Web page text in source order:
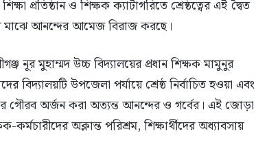
প্রতিষ্ঠান ও শিক্ষক ক্যাটাগরিতে শ্রেষ্ঠত্বের এই দ্বৈত
মাঝে আনন্দের আমেজ বিরাজ করছে।
নূর মুহাম্মদ উচ্চ বিদ্যালয়ের প্রধান শিক্ষক মামুনুর
উপজেলা পর্যায়ে শ্রেষ্ঠ নির্বাচিত হওয়া এবং
গৌরব অর্জন করা অত্যন্ত আনন্দের ও গর্বের। এই জোড়া
অক্লান্ত পরিশ্রম, শিক্ষার্থীদের অধ্যাবসায়